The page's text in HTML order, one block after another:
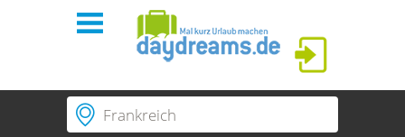
Einloggen
Startseite